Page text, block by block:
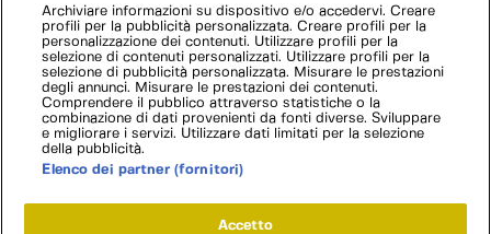
Archiviare informazioni su dispositivo e/o accedervi. Creare
profili per la pubblicità personalizzata. Creare profili per la
personalizzazione dei contenuti. Utilizzare profili per la
selezione di contenuti personalizzati. Utilizzare profili per la
selezione di pubblicità personalizzata. Misurare le prestazioni
degli annunci. Misurare le prestazioni dei contenuti.
Comprendere il pubblico attraverso statistiche o la
combinazione di dati provenienti da fonti diverse. Sviluppare
e migliorare i servizi. Utilizzare dati limitati per la selezione
della pubblicità.
Elenco dei partner (fornitori)
Accetto